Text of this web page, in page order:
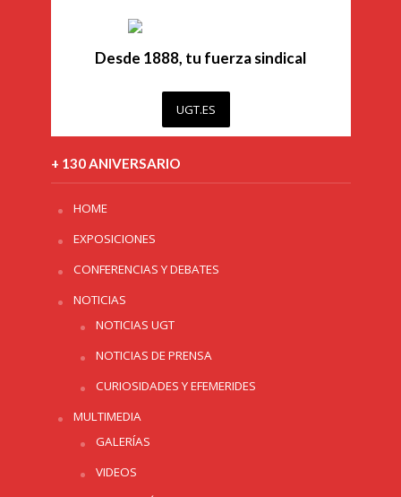
Desde 1888, tu fuerza sindical
UGT.ES
+ 130 ANIVERSARIO
HOME
EXPOSICIONES
CONFERENCIAS Y DEBATES
NOTICIAS
NOTICIAS UGT
NOTICIAS DE PRENSA
CURIOSIDADES Y EFEMERIDES
MULTIMEDIA
GALERÍAS
VIDEOS